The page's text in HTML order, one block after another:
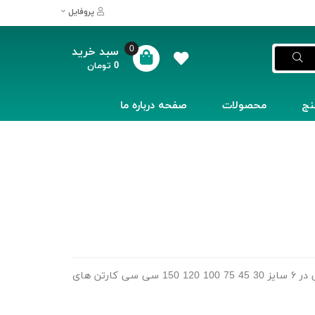
پروفایل
0 سبد خرید
0 تومان
محصولات صفحه درباره ما
پخش عمده لیوان حجامت شعبانی در ۶ سایز 30 45 75 100 120 150 سی سی کارتن های